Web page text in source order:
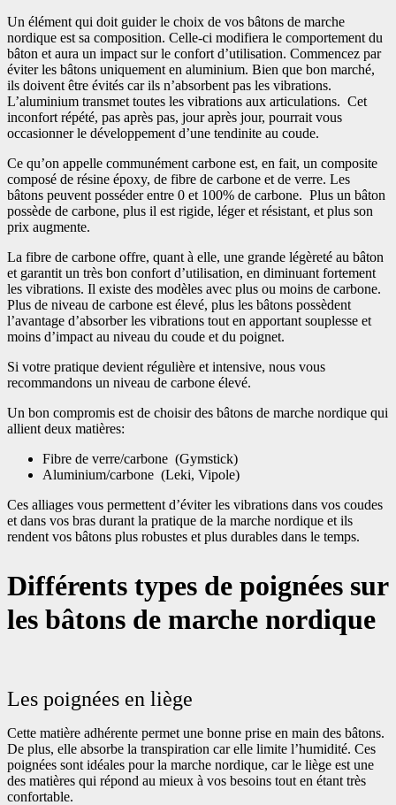
Un élément qui doit guider le choix de vos bâtons de marche
nordique est sa composition. Celle-ci modifiera le comportement du
bâton et aura un impact sur le confort d’utilisation. Commencez par
éviter les bâtons uniquement en aluminium. Bien que bon marché,
ils doivent être évités car ils n’absorbent pas les vibrations.
L’aluminium transmet toutes les vibrations aux articulations. Cet
inconfort répété, pas après pas, jour après jour, pourrait vous
occasionner le développement d’une tendinite au coude.
Ce qu’on appelle communément carbone est, en fait, un composite
composé de résine époxy, de fibre de carbone et de verre. Les
bâtons peuvent posséder entre 0 et 100% de carbone. Plus un bâton
possède de carbone, plus il est rigide, léger et résistant, et plus son
prix augmente.
La fibre de carbone offre, quant à elle, une grande légèreté au bâton
et garantit un très bon confort d’utilisation, en diminuant fortement
les vibrations. Il existe des modèles avec plus ou moins de carbone.
Plus de niveau de carbone est élevé, plus les bâtons possèdent
l’avantage d’absorber les vibrations tout en apportant souplesse et
moins d’impact au niveau du coude et du poignet.
Si votre pratique devient régulière et intensive, nous vous
recommandons un niveau de carbone élevé.
Un bon compromis est de choisir des bâtons de marche nordique qui
allient deux matières:
Fibre de verre/carbone (Gymstick)
Aluminium/carbone (Leki, Vipole)
Ces alliages vous permettent d’éviter les vibrations dans vos coudes
et dans vos bras durant la pratique de la marche nordique et ils
rendent vos bâtons plus robustes et plus durables dans le temps.
Différents types de poignées sur
les bâtons de marche nordique
Les poignées en liège
Cette matière adhérente permet une bonne prise en main des bâtons.
De plus, elle absorbe la transpiration car elle limite l’humidité. Ces
poignées sont idéales pour la marche nordique, car le liège est une
des matières qui répond au mieux à vos besoins tout en étant très
confortable.